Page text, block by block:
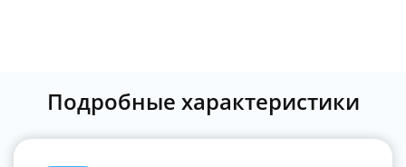
Подробные характеристики